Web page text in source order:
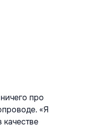
про
«Я
качестве